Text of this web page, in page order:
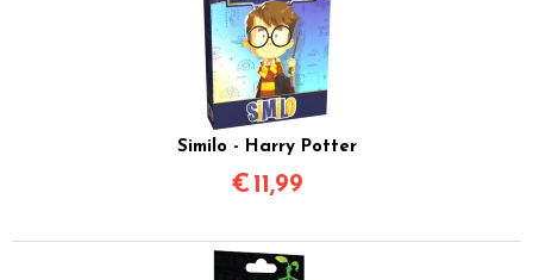
Similo - Harry Potter
€ 11,99